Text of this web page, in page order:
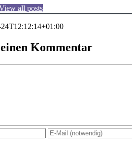
all posts
Kommentar